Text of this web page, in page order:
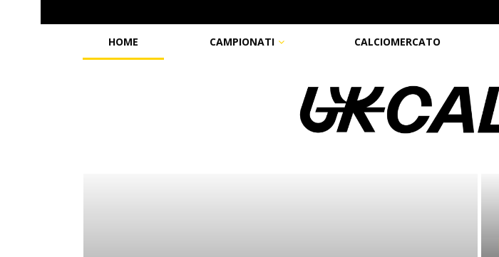
HOME CAMPIONATI CALCIOMERCATO